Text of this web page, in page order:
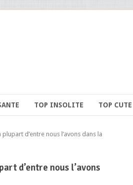
TOP INSOLITE TOP CUTE
d’entre nous l’avons dans la
d’entre nous l’avons